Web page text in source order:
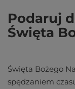
Podaruj
Święta
Święta Bożego
spędzaniem